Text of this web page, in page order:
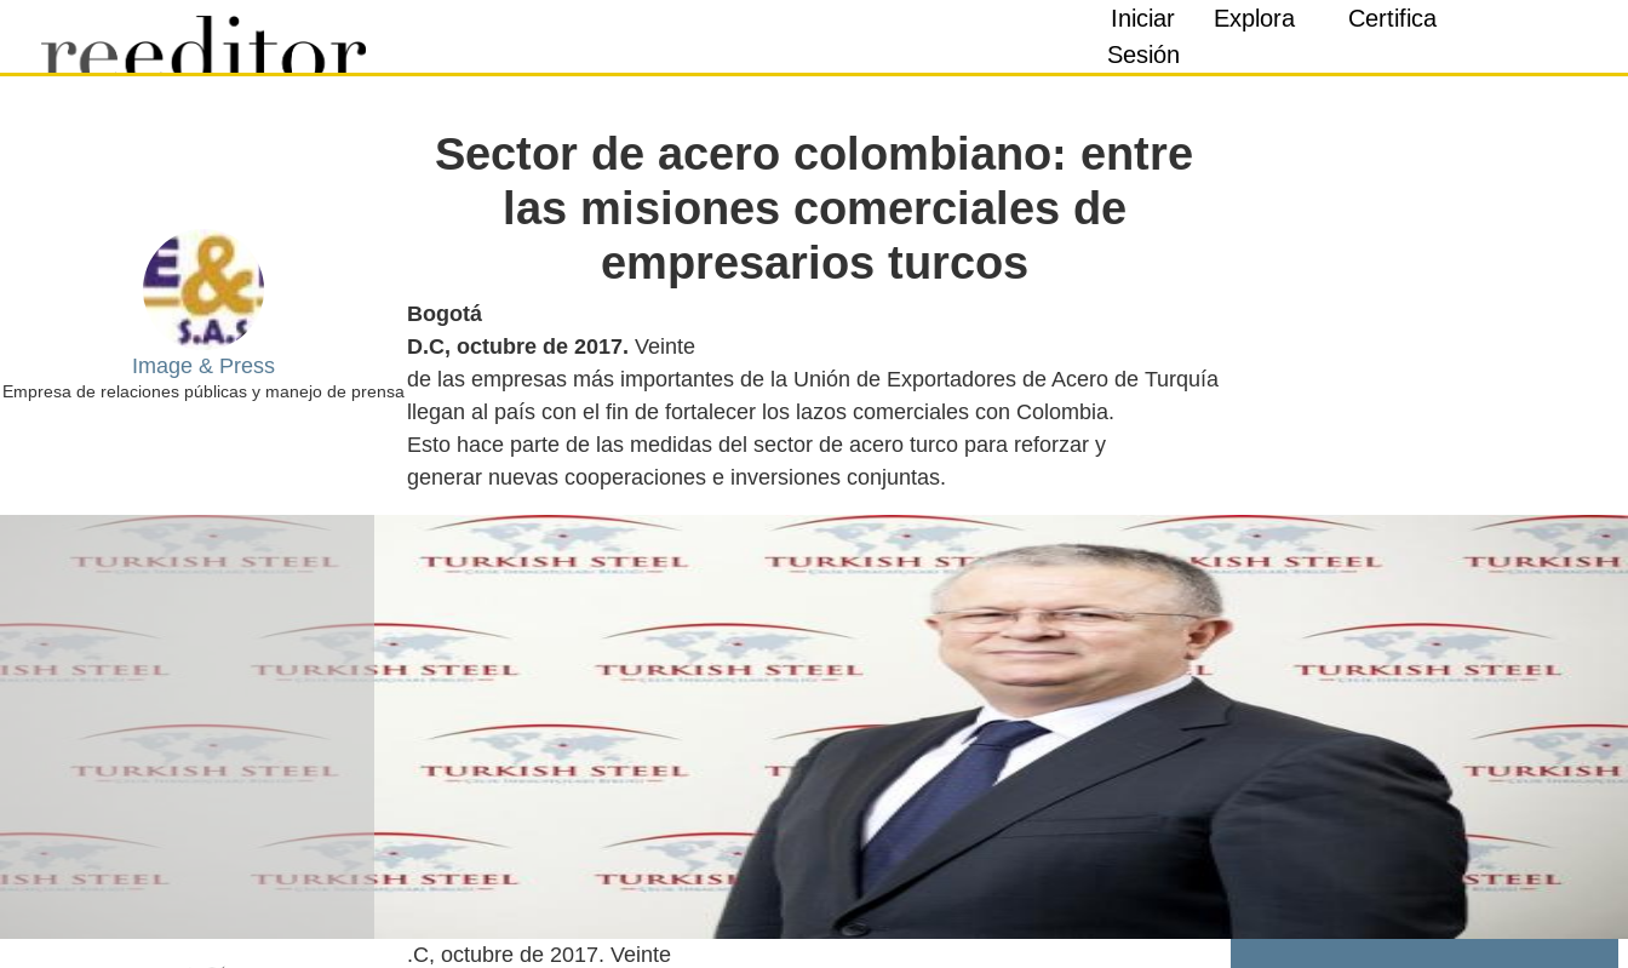
Iniciar
Sesión
Explora Certifica
Image & Press
Empresa de relaciones públicas y manejo de prensa
Sector de acero colombiano: entre
las misiones comerciales de
empresarios turcos
Bogotá
D.C, octubre de 2017. Veinte
de las empresas más importantes de la Unión de Exportadores de Acero de Turquía
llegan al país con el fin de fortalecer los lazos comerciales con Colombia.
Esto hace parte de las medidas del sector de acero turco para reforzar y
.C, octubre de 2017. Veinte